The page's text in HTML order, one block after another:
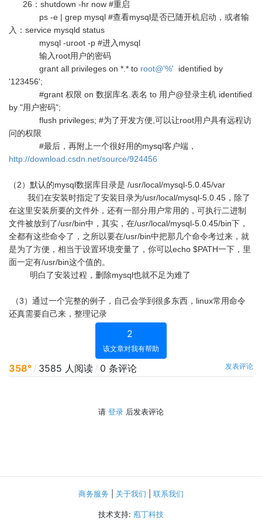
26：shutdown -hr now #重启
ps -e | grep mysql #查看mysql是否已随开机启动，或者输
入：service mysqld status
mysql -uroot -p #进入mysql
输入root用户的密码
grant all privileges on *.* to root@'%' identified by
'123456';
#grant 权限 on 数据库名.表名 to 用户@登录主机 identified
by "用户密码";
flush privileges; #为了开发方便,可以让root用户具有远程访
问的权限
#最后，再附上一个很好用的mysql客户端，
http://download.csdn.net/source/924456
（2）默认的mysql数据库目录是 /usr/local/mysql-5.0.45/var
我们在安装时指定了安装目录为/usr/local/mysql-5.0.45，除了
在这里安装所要的文件外，还有一部分用户常用的，可执行二进制
文件被放到了/usr/bin中，其实，在/usr/local/mysql-5.0.45/bin下，
全都有这些命令了，之所以要在/usr/bin中把那几个命令考过来，就
是为了方便，相当于设置环境变量了，你可以echo $PATH一下，里
面一定有/usr/bin这个值的。
明白了安装过程，删除mysql也就不足为难了
（3）通过一个完整的例子，自己会学到很多东西，linux常用命令
还真需要自己来，整理记录
2
该文章对我有帮助
358° / 3585 人阅读 / 0 条评论 发表评论
请 登录 后发表评论
商务服务 关于我们 联系我们
技术支持: 庖丁科技